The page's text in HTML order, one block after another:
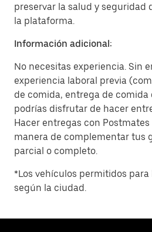
preservar la salud y seguridad
la plataforma.
Información adicional:
No necesitas experiencia. Sin
experiencia laboral previa
de comida, entrega de comida
podrías disfrutar de hacer
Hacer entregas con
manera de complementar tus
parcial o completo.
*Los vehículos permitidos
según la ciudad.